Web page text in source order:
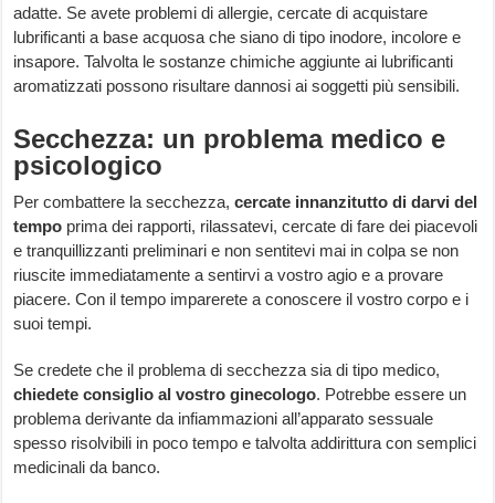
adatte. Se avete problemi di allergie, cercate di acquistare
lubrificanti a base acquosa che siano di tipo inodore, incolore e
insapore. Talvolta le sostanze chimiche aggiunte ai lubrificanti
aromatizzati possono risultare dannosi ai soggetti più sensibili.
Secchezza: un problema medico e
psicologico
Per combattere la secchezza,cercate innanzitutto di darvi del
tempo prima dei rapporti, rilassatevi, cercate di fare dei piacevoli
e tranquillizzanti preliminari e non sentitevi mai in colpa se non
riuscite immediatamente a sentirvi a vostro agio e a provare
piacere. Con il tempo imparerete a conoscere il vostro corpo e i
suoi tempi.
Se credete che il problema di secchezza sia di tipo medico,
chiedete consiglio al vostro ginecologo. Potrebbe essere un
problema derivante da infiammazioni all’apparato sessuale
spesso risolvibili in poco tempo e talvolta addirittura con semplici
medicinali da banco.